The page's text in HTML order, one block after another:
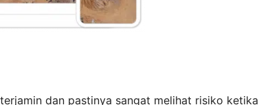
dan pastinya sangat melihat risiko ketika